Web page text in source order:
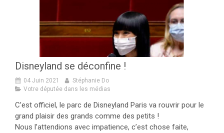
Disneyland se déconfine !
04 Juin 2021
Stéphanie Do
Votre députée dans les médias
C’est officiel, le parc de Disneyland Paris va rouvrir pour le
grand plaisir des grands comme des petits !
Nous l’attendions avec impatience, c’est chose faite,